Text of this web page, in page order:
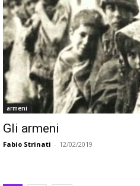
armeni
Gli armeni
Fabio Strinati - 12/02/2019